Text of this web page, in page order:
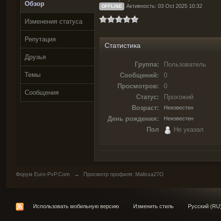
Обзор
Изменения статуса
Репутация
Друзья
Темы
Сообщения
OFFLINE Активность: 03 Oct 2025 10:32
Статистика
Группа:
Пользователь
Сообщений:
0
Просмотров:
0
Статус:
Прохожий
Возраст:
Неизвестен
День рождения: Неизвестен
Пол Не указал
Форум Euro-PvP.Com → Просмотр профиля: Malissa27O
Использовать мобильную версию Изменить стиль Русский